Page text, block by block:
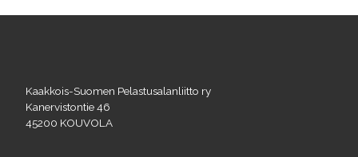
Kaakkois-Suomen Pelastusalanliitto ry
Kanervistontie 46
45200 KOUVOLA